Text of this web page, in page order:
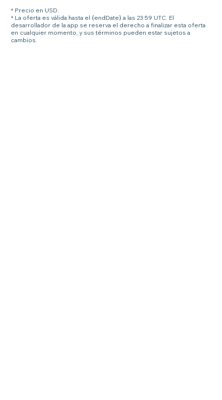
* Precio en USD.
* La oferta es válida hasta el {endDate} a las 23:59 UTC. El
desarrollador de la app se reserva el derecho a finalizar esta oferta
en cualquier momento, y sus términos pueden estar sujetos a
cambios.